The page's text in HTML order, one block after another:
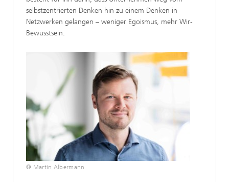
selbstzentrierten Denken hin zu einem Denken in
Netzwerken gelangen – weniger Egoismus, mehr Wir-
Bewusstsein.
© Martin Albermann